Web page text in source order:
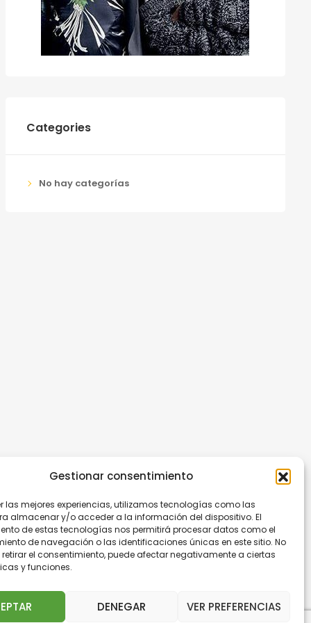
Gestionar consentimiento
las mejores experiencias, utilizamos tecnologías como las
almacenar y/o acceder a la información del dispositivo. El
de estas tecnologías nos permitirá procesar datos como el
de navegación o las identificaciones únicas en este sitio. No
el consentimiento, puede afectar negativamente a ciertas
y funciones.
DENEGAR VER PREFERENCIAS
Categories
No hay categorías
I Accept